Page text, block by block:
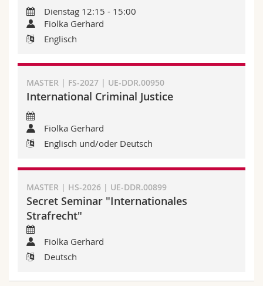
Dienstag 12:15 - 15:00
Fiolka Gerhard
Englisch
MASTER | FS-2027 | UE-DDR.00950
International Criminal Justice
Fiolka Gerhard
Englisch und/oder Deutsch
MASTER | HS-2026 | UE-DDR.00899
Secret Seminar "Internationales
Strafrecht"
Fiolka Gerhard
Deutsch